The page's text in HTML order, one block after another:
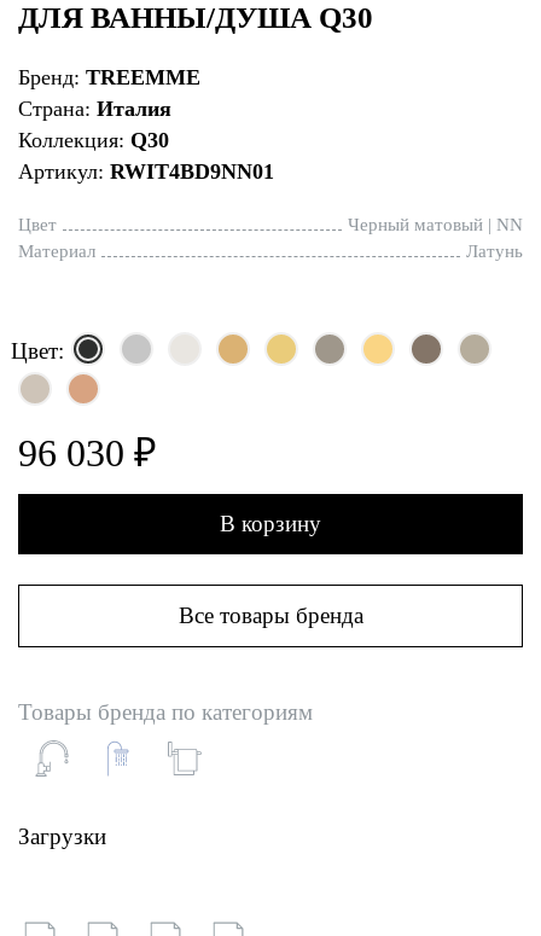
ДЛЯ ВАННЫ/ДУША Q30
Бренд: TREEMME
Страна: Италия
Коллекция: Q30
Артикул: RWIT4BD9NN01
Цвет
Черный матовый | NN
Материал
Латунь
Цвет:
96 030 ₽
В корзину
Все товары бренда
Товары бренда по категориям
Загрузки